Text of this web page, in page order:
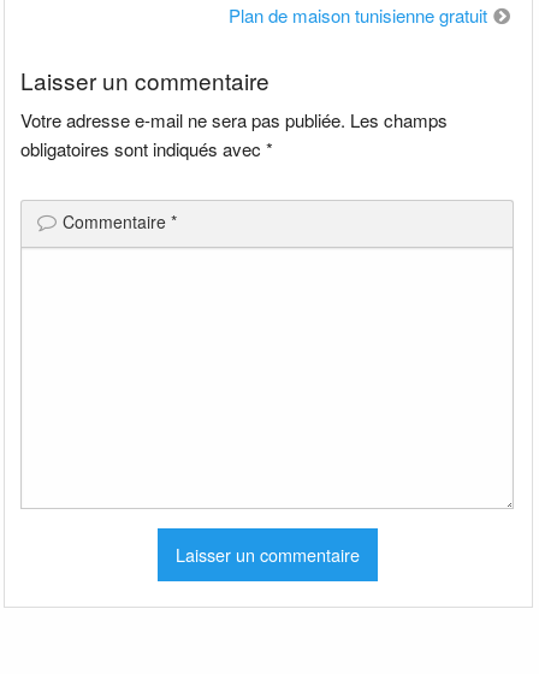
Plan de maison tunisienne gratuit
Laisser un commentaire
Votre adresse e-mail ne sera pas publiée. Les champs
obligatoires sont indiqués avec*
Commentaire*